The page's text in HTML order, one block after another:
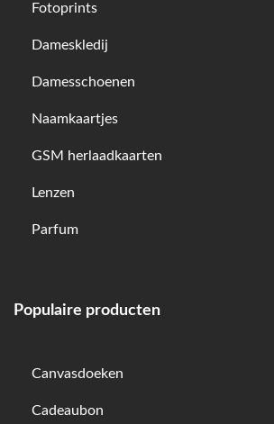
Fotoprints
Dameskledij
Damesschoenen
Naamkaartjes
GSM herlaadkaarten
Lenzen
Parfum
Populaire producten
Canvasdoeken
Cadeaubon